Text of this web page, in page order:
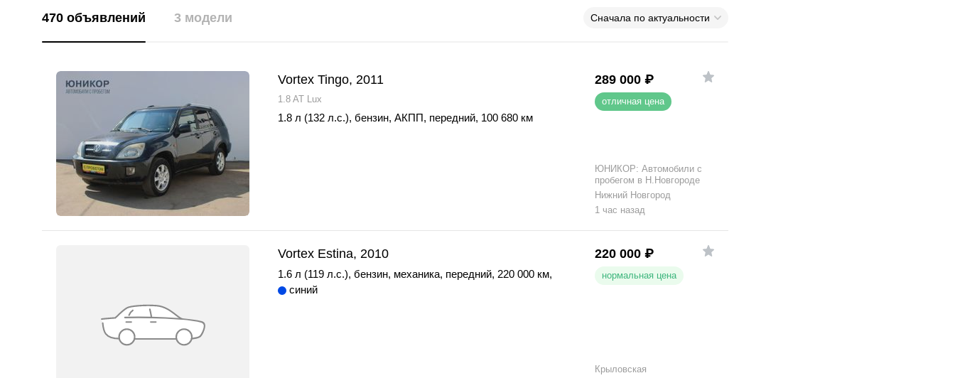
470 объявлений 3 модели Сначала по актуальности
Vortex Tingo, 2011
1.8 AT Lux
1.8 л (132 л.с.), бензин, АКПП, передний, 100 680 км
289 000 ₽
отличная цена
ЮНИКОР: Автомобили с
пробегом в Н.Новгороде
Нижний Новгород
1 час назад
Vortex Estina, 2010
1.6 л (119 л.с.), бензин, механика, передний, 220 000 км,
синий
220 000 ₽
нормальная цена
Крыловская